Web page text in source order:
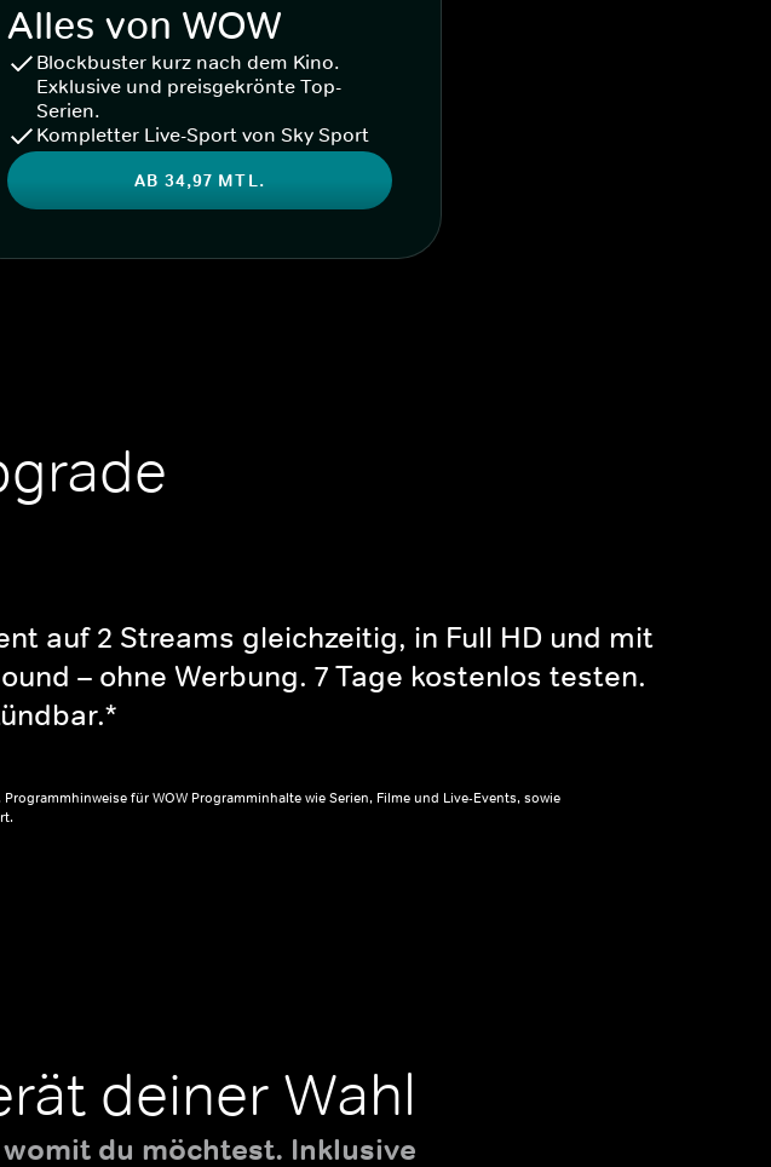
Alles von WOW
Blockbuster kurz nach dem Kino.
Exklusive und preisgekrönte Top-
Serien.
Kompletter Live-Sport von Sky Sport
AB 34,97 MTL.
auf 2 Streams gleichzeitig, in Full HD und mit
– ohne Werbung. 7 Tage kostenlos testen.
für WOW Programminhalte wie Serien, Filme und Live-Events, sowie
deiner Wahl
du möchtest. Inklusive